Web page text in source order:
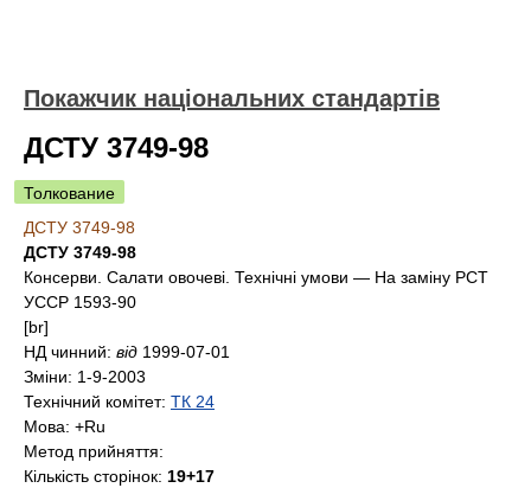
Покажчик національних стандартів
ДСТУ 3749-98
Толкование
ДСТУ 3749-98
ДСТУ 3749-98
Консерви. Салати овочеві. Технічні умови — На заміну РСТ
УССР 1593-90
[br]
НД чинний: від 1999-07-01
Зміни: 1-9-2003
Технічний комітет: ТК 24
Мова: +Ru
Метод прийняття:
Кількість сторінок: 19+17